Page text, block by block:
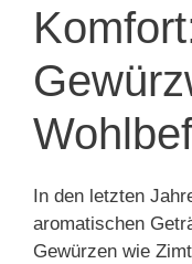
In den letzten
aromatischen
Gewürzen wie